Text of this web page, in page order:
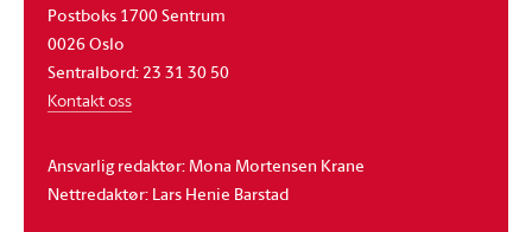
Postboks 1700 Sentrum
0026 Oslo
Sentralbord: 23 31 30 50
Kontakt oss
Ansvarlig redaktør: Mona Mortensen Krane
Nettredaktør: Lars Henie Barstad